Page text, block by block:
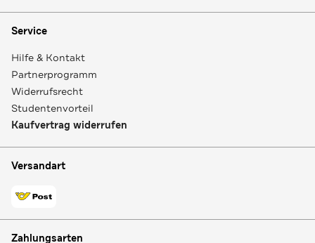
Service
Hilfe & Kontakt
Partnerprogramm
Widerrufsrecht
Studentenvorteil
Kaufvertrag widerrufen
Versandart
Zahlungsarten